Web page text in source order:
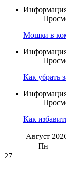
Мошки в
Как убрать
Как
Август
Пн
27